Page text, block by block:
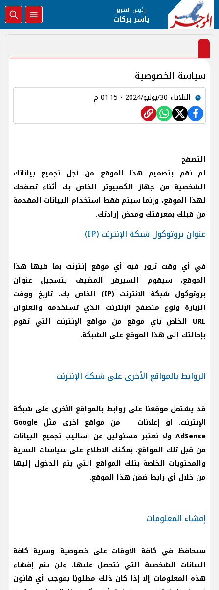
رئيس التحرير
ياسر بركات
سياسة الخصوصية
الثلاثاء 30/يوليو/2024 - 01:15 م
التصفح
لم نقم بتصميم هذا الموقع من أجل تجميع بياناتك
الشخصية من جهاز الكمبيوتر الخاص بك أثناء تصفحك
لهذا الموقع، وإنما سيتم فقط استخدام البيانات المقدمة
من قبلك بمعرفتك ومحض إرادتك.
عنوان بروتوكول شبكة الإنترنت (IP)
في أي وقت تزور فيه أي موقع إنترنت بما فيها هذا
الموقع، سيقوم السيرفر المضيف بتسجيل عنوان
بروتوكول شبكة الإنترنت (IP) الخاص بك، تاريخ ووقت
الزيارة ونوع متصفح الإنترنت الذي تستخدمه والعنوان
URL الخاص بأي موقع من مواقع الإنترنت التي تقوم
بإحالتك إلى هذا الموقع على الشبكة.
الروابط بالمواقع الأخرى على شبكة الإنترنت
قد يشتمل موقعنا على روابط بالمواقع الأخرى على شبكة
الإنترنت. او إعلانات من مواقع اخرى مثل Google
AdSense ولا نعتبر مسئولين عن أساليب تجميع البيانات
من قبل تلك المواقع، يمكنك الاطلاع على سياسات السرية
والمحتويات الخاصة بتلك المواقع التي يتم الدخول إليها
من خلال أي رابط ضمن هذا الموقع.
إفشاء المعلومات
سنحافظ في كافة الأوقات على خصوصية وسرية كافة
البيانات الشخصية التي نتحصل عليها. ولن يتم إفشاء
هذه المعلومات إلا إذا كان ذلك مطلوبًا بموجب أي قانون